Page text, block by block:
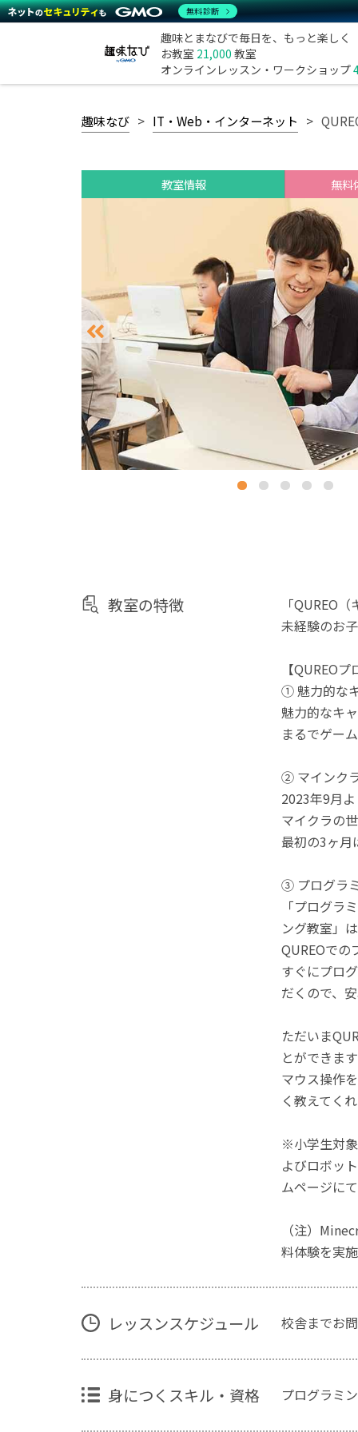
趣味とまなびで毎日を、もっと楽しく
お教室 21,000 教室
オンラインレッスン・ワークショップ
趣味なび IT・Web・インターネット
教室情報 無料
教室の特徴
「QUREO
未経験のお
【QUREO
① 魅力的な
魅力的なキ
まるでゲー
② マインク
2023年9月
マイクラの
最初の3ヶ月
③ プログラ
「プログラ
ング教室」
QUREOで
すぐにプロ
だくので、
ただいま
とができます
マウス操作
く教えてく
※小学生対
よびロボッ
ムページに
（注）
料体験を実
レッスンスケジュール 校舎までお
身につくスキル・資格 プログラミ
無料診断